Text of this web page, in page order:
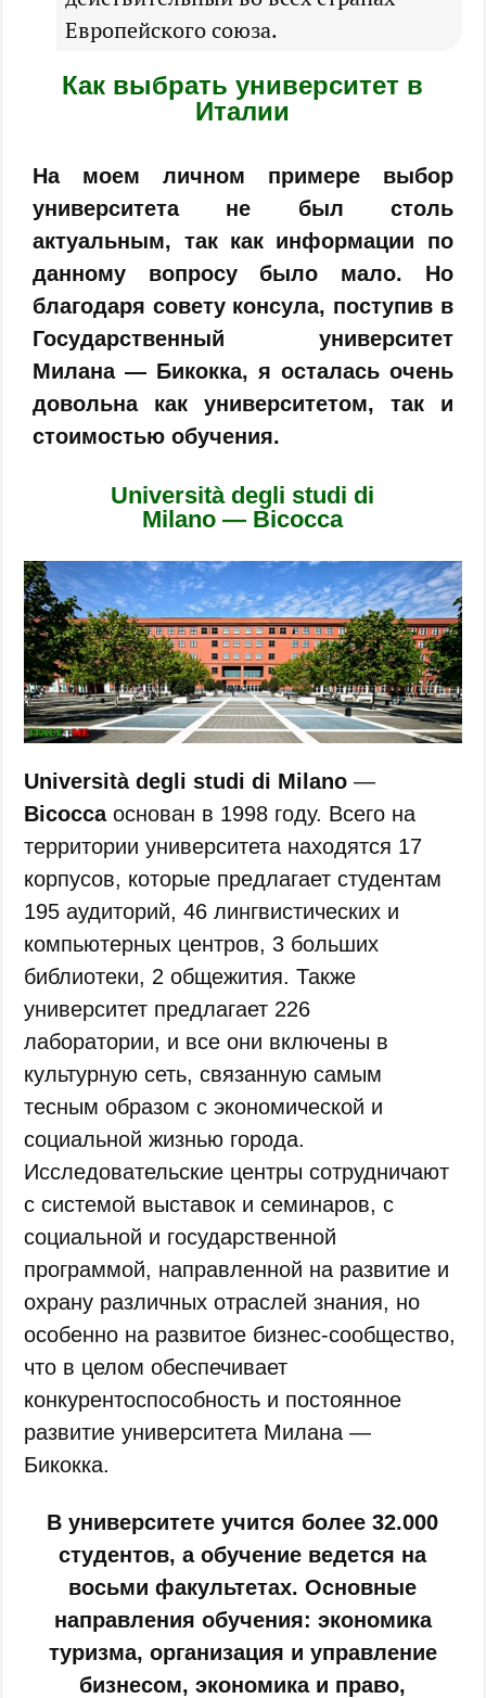
Европейского союза.
Как выбрать университет в
Италии
На моем личном примере выбор
университета не был столь
актуальным, так как информации по
данному вопросу было мало. Но
благодаря совету консула, поступив в
Государственный университет
Милана — Бикокка, я осталась очень
довольна как университетом, так и
стоимостью обучения.
Università degli studi di
Milano — Bicocca
Università degli studi di Milano—
Bicoccaоснован в 1998 году. Всего на
территории университета находятся 17
корпусов, которые предлагает студентам
195 аудиторий, 46 лингвистических и
компьютерных центров, 3 больших
библиотеки, 2 общежития. Также
университет предлагает 226
лаборатории, и все они включены в
культурную сеть, связанную самым
тесным образом с экономической и
социальной жизнью города.
Исследовательские центры сотрудничают
с системой выставок и семинаров, с
социальной и государственной
программой, направленной на развитие и
охрану различных отраслей знания, но
особенно на развитое бизнес-сообщество,
что в целом обеспечивает
конкурентоспособность и постоянное
развитие университета Милана —
Бикокка.
В университете учится более 32.000
студентов, а обучение ведется на
восьми факультетах. Основные
направления обучения: экономика
туризма, организация и управление
бизнесом, экономика и право,